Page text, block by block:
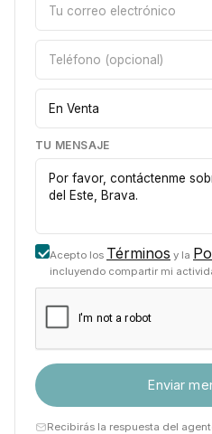
TU MENSAJE
Acepto los Términos y la
incluyendo compartir mi
Enviar
Recibirás la respuesta del